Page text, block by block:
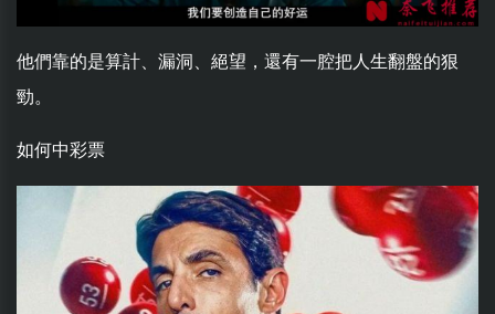
他們靠的是算計、漏洞、絕望，還有一腔把人生翻盤的狠
勁。
如何中彩票